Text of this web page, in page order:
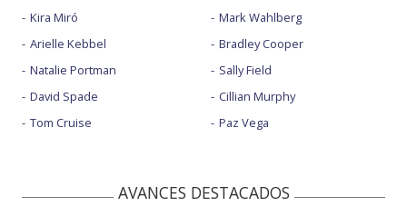
Kira Miró
Arielle Kebbel
Natalie Portman
David Spade
Tom Cruise
Mark Wahlberg
Bradley Cooper
Sally Field
Cillian Murphy
Paz Vega
AVANCES DESTACADOS